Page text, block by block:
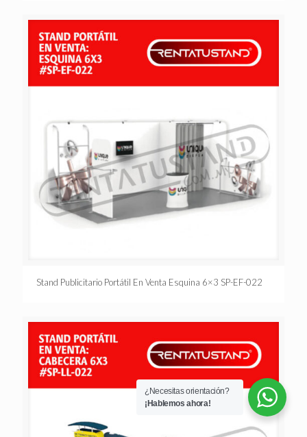
Stand Publicitario Portátil En Venta Esquina 6×3 SP-EF-022
¿Necesitas orientación?
¡Hablemos ahora!